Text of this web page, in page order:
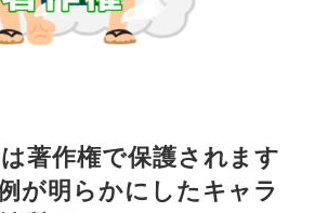
著作権で保護されます
が明らかにしたキャラ